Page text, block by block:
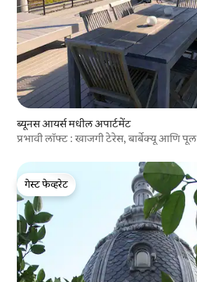
ब्यूनस आयर्स मधील अपार्टमेंट
प्रभावी लॉफ्ट : खाजगी टेरेस, बार्बेक्यू आणि पूल
गेस्ट फेव्हरेट
गेस्ट फेव्हरेट